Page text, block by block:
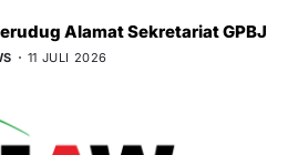
Alamat Sekretariat GPBJ
11 JULI 2026